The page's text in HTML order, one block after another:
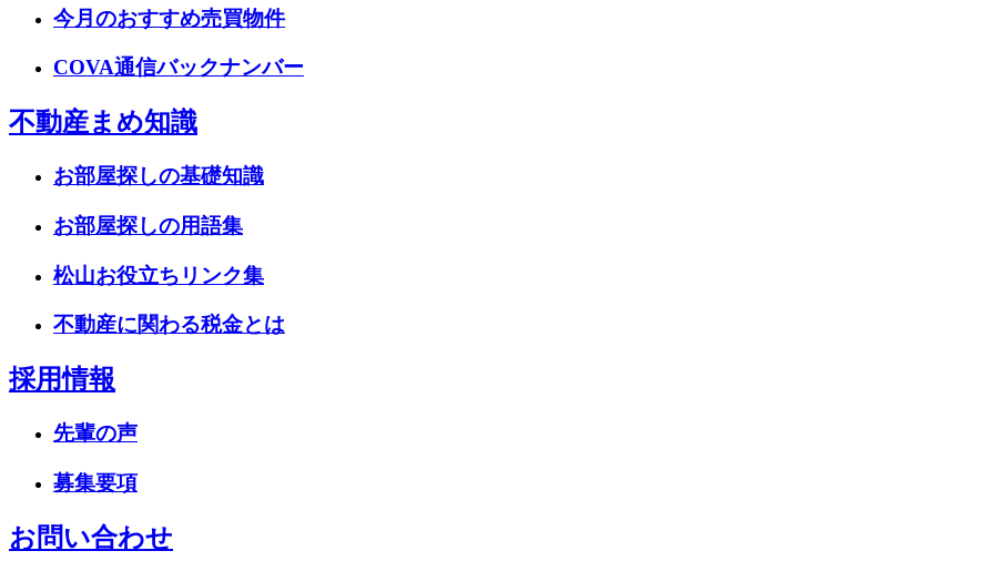
今月のおすすめ売買物件
COVA通信バックナンバー
不動産まめ知識
お部屋探しの基礎知識
お部屋探しの用語集
松山お役立ちリンク集
不動産に関わる税金とは
採用情報
先輩の声
募集要項
お問い合わせ